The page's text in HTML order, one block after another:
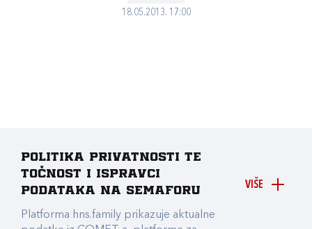
18.05.2013. 17:00
VIŠE
Politika privatnosti te
točnost i ispravci
podataka na Semaforu
Platforma hns.family prikazuje aktualne